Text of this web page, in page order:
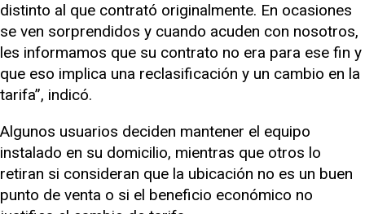
distinto al que contrató originalmente. En ocasiones
se ven sorprendidos y cuando acuden con nosotros,
les informamos que su contrato no era para ese fin y
que eso implica una reclasificación y un cambio en la
tarifa”, indicó.
Algunos usuarios deciden mantener el equipo
instalado en su domicilio, mientras que otros lo
retiran si consideran que la ubicación no es un buen
punto de venta o si el beneficio económico no